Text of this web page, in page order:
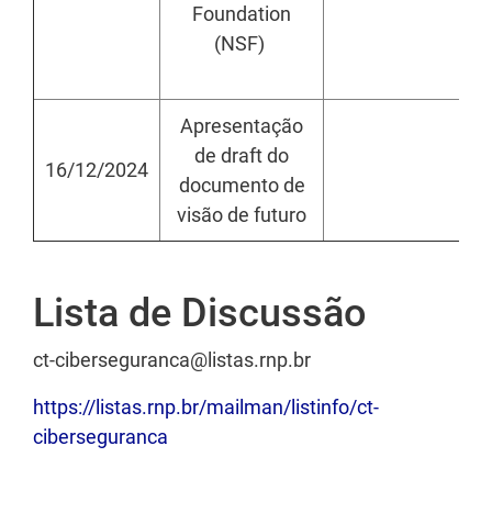
Foundation
(NSF)
16/12/2024
Apresentação
de draft do
documento de
visão de futuro
Lista de Discussão
ct-ciberseguranca@listas.rnp.br
https://listas.rnp.br/mailman/listinfo/ct-
ciberseguranca